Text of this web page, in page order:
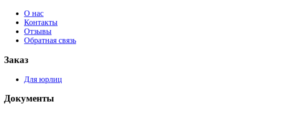
О нас
Контакты
Отзывы
Обратная связь
Заказ
Для юрлиц
Документы